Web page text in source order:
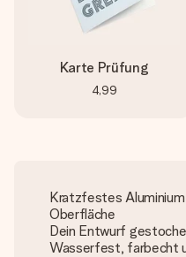
Karte Prüfung
4,99
Kratzfestes
Oberfläche
Dein Entwurf
Wasserfest, farbecht